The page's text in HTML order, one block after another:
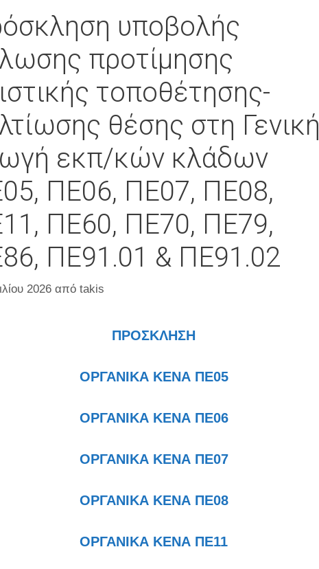
υποβολής
προτίμησης
τοποθέτησης-
θέσης στη Γενική
εκπ/κών κλάδων
ΠΕ06, ΠΕ07, ΠΕ08,
ΠΕ60, ΠΕ70, ΠΕ79,
ΠΕ91.01 & ΠΕ91.02
2026 από takis
ΠΡΟΣΚΛΗΣΗ
ΟΡΓΑΝΙΚΑ ΚΕΝΑ ΠΕ05
ΟΡΓΑΝΙΚΑ ΚΕΝΑ ΠΕ06
ΟΡΓΑΝΙΚΑ ΚΕΝΑ ΠΕ07
ΟΡΓΑΝΙΚΑ ΚΕΝΑ ΠΕ08
ΟΡΓΑΝΙΚΑ ΚΕΝΑ ΠΕ11